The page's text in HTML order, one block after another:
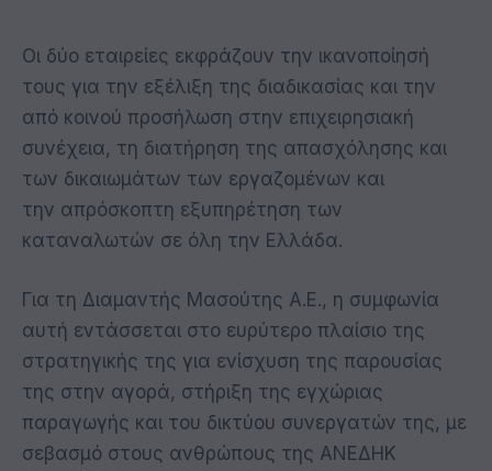
Οι δύο εταιρείες εκφράζουν την ικανοποίησή
τους για την εξέλιξη της διαδικασίας και την
από κοινού προσήλωση στην επιχειρησιακή
συνέχεια, τη διατήρηση της απασχόλησης και
των δικαιωμάτων των εργαζομένων και
την απρόσκοπτη εξυπηρέτηση των
καταναλωτών σε όλη την Ελλάδα.
Για τη Διαμαντής Μασούτης Α.Ε., η συμφωνία
αυτή εντάσσεται στο ευρύτερο πλαίσιο της
στρατηγικής της για ενίσχυση της παρουσίας
της στην αγορά, στήριξη της εγχώριας
παραγωγής και του δικτύου συνεργατών της, με
σεβασμό στους ανθρώπους της ΑΝΕΔΗΚ